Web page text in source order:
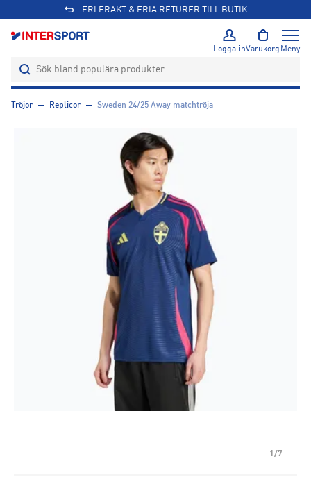
FRI FRAKT & FRIA RETURER TILL BUTIK
Logga inVarukorg Meny
Tröjor Replicor Sweden 24/25 Away matchtröja
1/7